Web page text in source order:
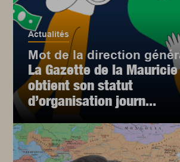
Actualités
Mot de la direction
La Gazette de la Mauricie
obtient son statut
d’organisation journ...